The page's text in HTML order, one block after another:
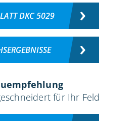
DKC 5029
für Ihr Feld